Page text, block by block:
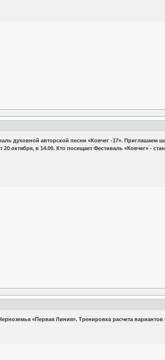
духовной авторской песни «Ковчег -17». Приглашаем
20 октября, в 14.00. Кто посещает Фестиваль «Ковчег» -
«Первая Линия». Тренировка расчета